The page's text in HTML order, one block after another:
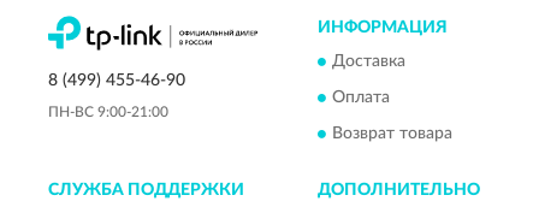
8 (499) 455-46-90
ПН-ВС 9:00-21:00
ИНФОРМАЦИЯ
Доставка
Оплата
Возврат товара
СЛУЖБА ПОДДЕРЖКИ ДОПОЛНИТЕЛЬНО